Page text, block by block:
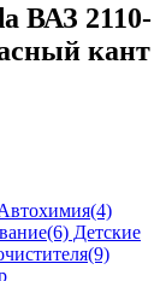
ВАЗ 2110-
кант
(4)
(6) Детские
(9)